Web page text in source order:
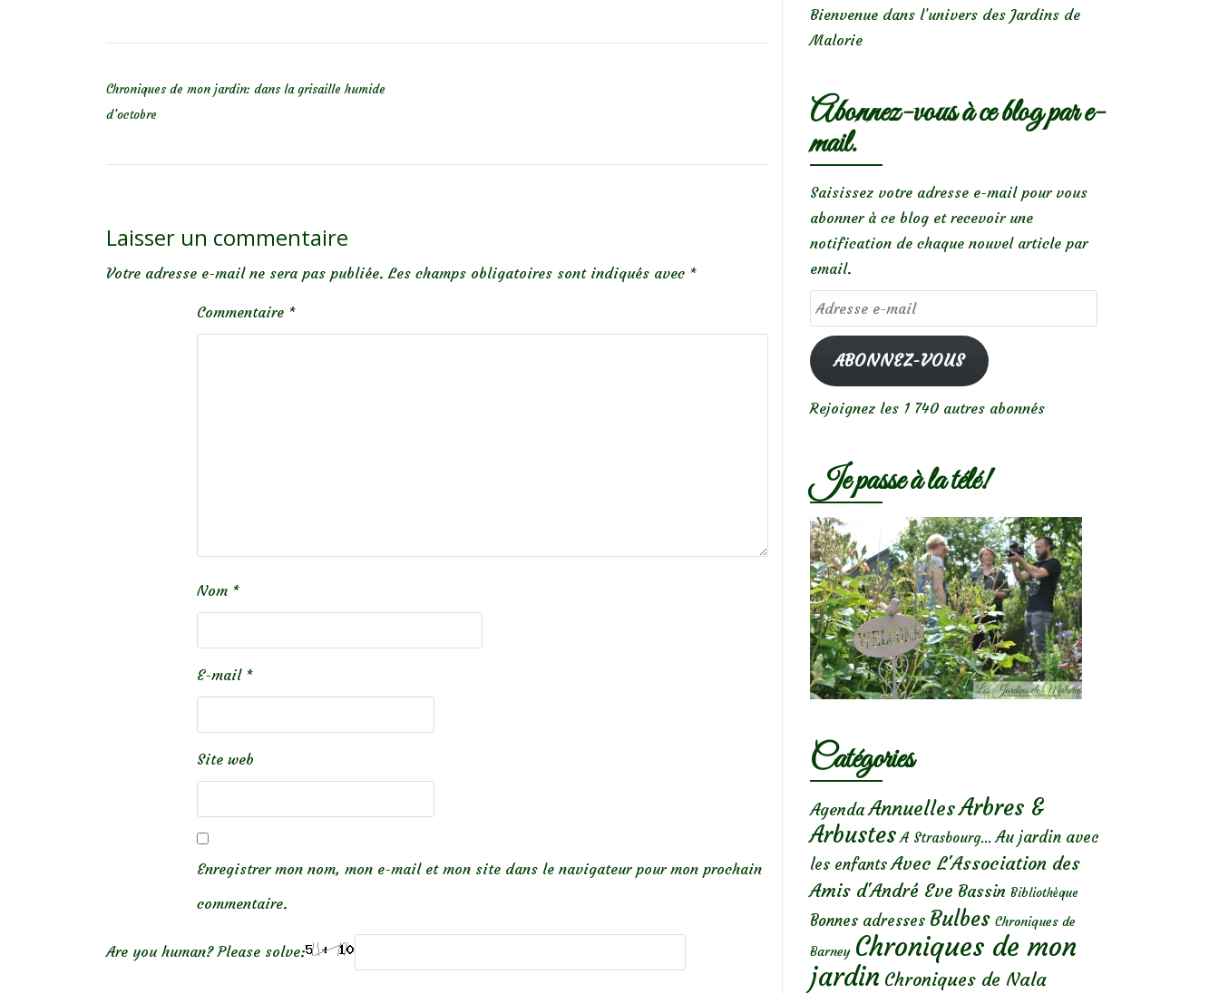
Chroniques de mon jardin: dans la grisaille humide
d’octobre
Laisser un commentaire
Votre adresse e-mail ne sera pas publiée. Les champs obligatoires sont indiqués avec *
Commentaire *
Nom *
E-mail *
Site web
Enregistrer mon nom, mon e-mail et mon site dans le navigateur pour mon prochain
commentaire.
Are you human? Please solve:
Bienvenue dans l’univers des Jardins de
Malorie
Abonnez-vous à ce blog par e-
mail.
Saisissez votre adresse e-mail pour vous
abonner à ce blog et recevoir une
notification de chaque nouvel article par
email.
Adresse
e-
mailABONNEZ-VOUS
Rejoignez les 1 740 autres abonnés
Je passe à la télé!
Catégories
Agenda AnnuellesArbres &
Arbustes A Strasbourg... Au jardin avec
les enfants Avec L'Association des
Amis d'André Eve Bassin Bibliothèque
Bonnes adresses Bulbes Chroniques de
Barney Chroniques de mon
jardin Chroniques de Nala